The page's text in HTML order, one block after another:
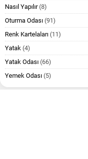
Nasıl Yapılır(8)
Oturma Odası (91)
Renk Kartelaları (11)
Yatak (4)
Yatak Odası (66)
Yemek Odası (5)